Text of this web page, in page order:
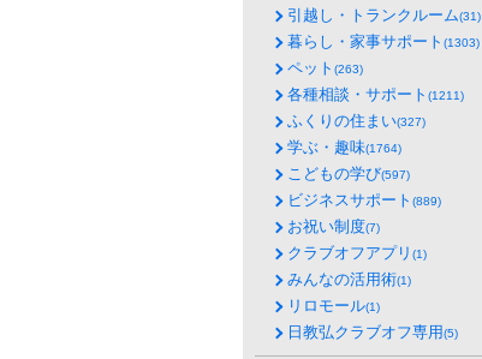
引越し・トランクルーム(31)
暮らし・家事サポート (1303)
ペット (263)
各種相談・サポート (1211)
ふくりの住まい(327)
学ぶ・趣味(1764)
こどもの学び(597)
ビジネスサポート (889)
お祝い制度(7)
クラブオフアプリ (1)
みんなの活用術(1)
リロモール(1)
日教弘クラブオフ専用(5)